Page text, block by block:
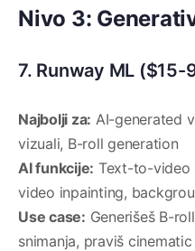
Nivo 3:
7. Runway ML ($15-
Najbolji za: AI-generated
vizuali, B-roll generation
AI funkcije: Text-to-video
video inpainting,
Use case: Generišeš B-
snimanja, praviš